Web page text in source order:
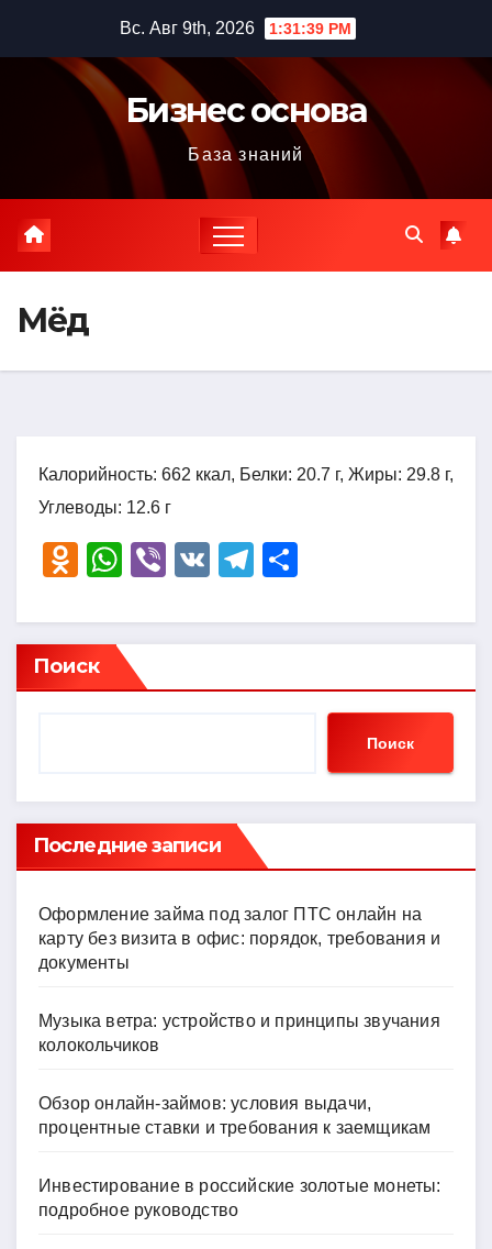
содержимому
Вс. Авг 9th, 2026 1:31:40 PM
Бизнес основа
База знаний
Мёд
Калорийность: 662 ккал, Белки: 20.7 г, Жиры: 29.8 г,
Углеводы: 12.6 г
O
n
o
kl
ni
ki
W
at
s
A
Vi
er
V
T
e
a
р
в
ть
Поиск
Поиск
Последние записи
Оформление займа под залог ПТС онлайн на
карту без визита в офис: порядок, требования и
документы
Музыка ветра: устройство и принципы звучания
колокольчиков
Обзор онлайн-займов: условия выдачи,
процентные ставки и требования к заемщикам
Инвестирование в российские золотые монеты:
подробное руководство